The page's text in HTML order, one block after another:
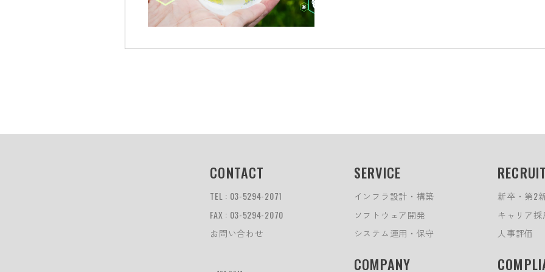
CONTACT
TEL : 03-5294-2071
FAX : 03-5294-2070
お問い合わせ
SERVICE
インフラ設計・構築
ソフトウェア開発
システム運用・保守
COMPANY
RECRUIT
新卒・第2
キャリア採
人事評価